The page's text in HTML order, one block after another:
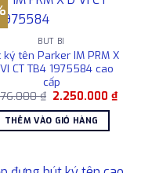
BÚT BI
ký tên Parker IM PRM X
CT TB4 1975584 cao
cấp
₫ Giá
là:
2.576.000 ₫.
2.250.000₫Giá
hiện
THÊM VÀO GIỎ HÀNG